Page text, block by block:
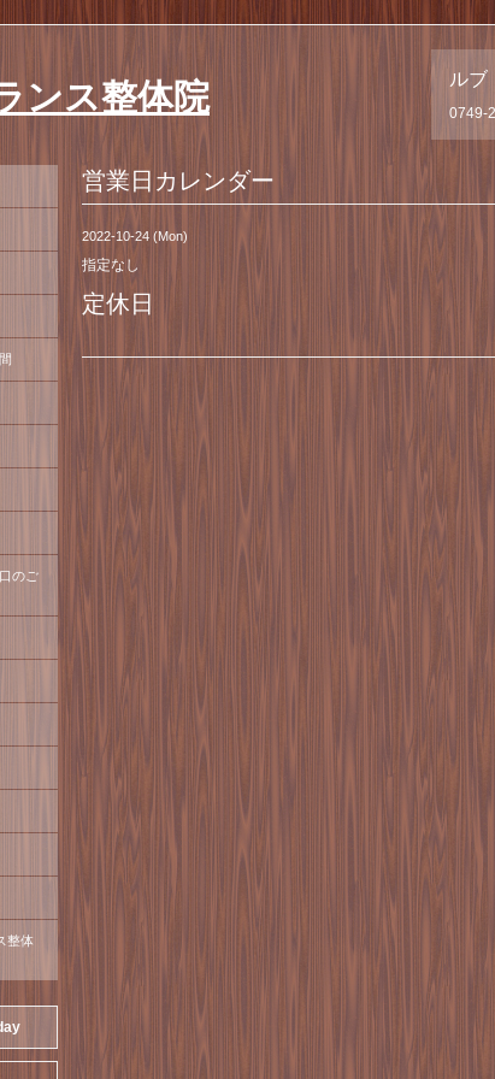
ルブ
0749-
ンス整体院
営業日カレンダー
2022-10-24 (Mon)
指定なし
定休日
のご
整体